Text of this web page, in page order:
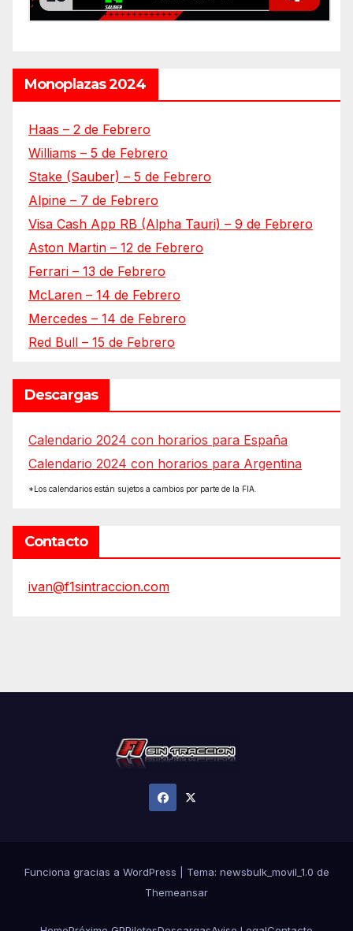
Monoplazas 2024
Haas – 2 de Febrero
Williams – 5 de Febrero
Stake (Sauber) – 5 de Febrero
Alpine – 7 de Febrero
Visa Cash App RB (Alpha Tauri) – 9 de Febrero
Aston Martin – 12 de Febrero
Ferrari – 13 de Febrero
McLaren – 14 de Febrero
Mercedes – 14 de Febrero
Red Bull – 15 de Febrero
Descargas
Calendario 2024 con horarios para España
Calendario 2024 con horarios para Argentina
*Los calendarios están sujetos a cambios por parte de la FIA.
Contacto
ivan@f1sintraccion.com
Funciona gracias a WordPress Tema: newsbulk_movil_1.0 de
Themeansar